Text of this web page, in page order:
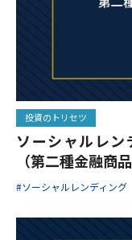
投資のトリセツ
ソーシャルレ
（第二種金融商
#ソーシャルレンディング